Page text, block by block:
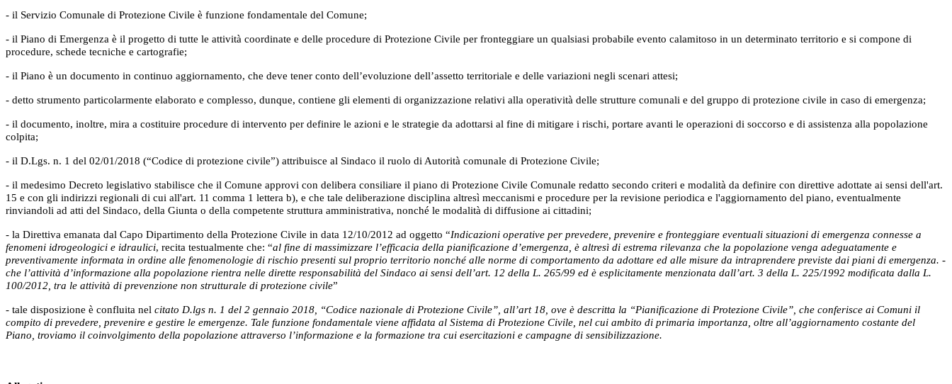
- il Servizio Comunale di Protezione Civile è funzione fondamentale del Comune;
- il Piano di Emergenza è il progetto di tutte le attività coordinate e delle procedure di Protezione Civile per fronteggiare un qualsiasi probabile evento calamitoso in un determinato territorio e si compone di
procedure, schede tecniche e cartografie;
- il Piano è un documento in continuo aggiornamento, che deve tener conto dell’evoluzione dell’assetto territoriale e delle variazioni negli scenari attesi;
- detto strumento particolarmente elaborato e complesso, dunque, contiene gli elementi di organizzazione relativi alla operatività delle strutture comunali e del gruppo di protezione civile in caso di emergenza;
- il documento, inoltre, mira a costituire procedure di intervento per definire le azioni e le strategie da adottarsi al fine di mitigare i rischi, portare avanti le operazioni di soccorso e di assistenza alla popolazione
colpita;
- il D.Lgs. n. 1 del 02/01/2018 (“Codice di protezione civile”) attribuisce al Sindaco il ruolo di Autorità comunale di Protezione Civile;
- il medesimo Decreto legislativo stabilisce che il Comune approvi con delibera consiliare il piano di Protezione Civile Comunale redatto secondo criteri e modalità da definire con direttive adottate ai sensi dell'art.
15 e con gli indirizzi regionali di cui all'art. 11 comma 1 lettera b), e che tale deliberazione disciplina altresì meccanismi e procedure per la revisione periodica e l'aggiornamento del piano, eventualmente
rinviandoli ad atti del Sindaco, della Giunta o della competente struttura amministrativa, nonché le modalità di diffusione ai cittadini;
- la Direttiva emanata dal Capo Dipartimento della Protezione Civile in data 12/10/2012 ad oggetto “Indicazioni operative per prevedere, prevenire e fronteggiare eventuali situazioni di emergenza connesse a
fenomeni idrogeologici e idraulici, recita testualmente che: “al fine di massimizzare l’efficacia della pianificazione d’emergenza, è altresì di estrema rilevanza che la popolazione venga adeguatamente e
preventivamente informata in ordine alle fenomenologie di rischio presenti sul proprio territorio nonché alle norme di comportamento da adottare ed alle misure da intraprendere previste dai piani di emergenza. -
che l’attività d’informazione alla popolazione rientra nelle dirette responsabilità del Sindaco ai sensi dell’art. 12 della L. 265/99 ed è esplicitamente menzionata dall’art. 3 della L. 225/1992 modificata dalla L.
100/2012, tra le attività di prevenzione non strutturale di protezione civile”
- tale disposizione è confluita nel citato D.lgs n. 1 del 2 gennaio 2018, “Codice nazionale di Protezione Civile”, all’art 18, ove è descritta la “Pianificazione di Protezione Civile”, che conferisce ai Comuni il
compito di prevedere, prevenire e gestire le emergenze. Tale funzione fondamentale viene affidata al Sistema di Protezione Civile, nel cui ambito di primaria importanza, oltre all’aggiornamento costante del
Piano, troviamo il coinvolgimento della popolazione attraverso l’informazione e la formazione tra cui esercitazioni e campagne di sensibilizzazione.